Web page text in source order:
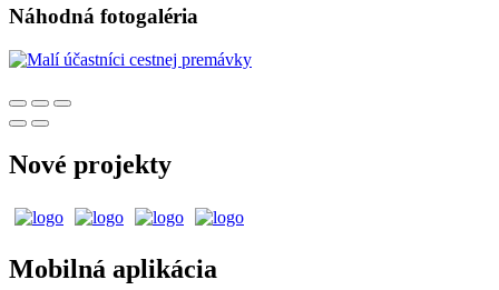
Náhodná fotogaléria
Nové projekty
Mobilná aplikácia